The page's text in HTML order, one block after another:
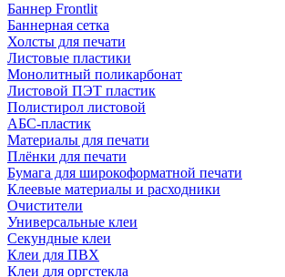
Баннер Frontlit
Баннерная сетка
Холсты для печати
Листовые пластики
Монолитный поликарбонат
Листовой ПЭТ пластик
Полистирол листовой
АБС-пластик
Материалы для печати
Плёнки для печати
Бумага для широкоформатной печати
Клеевые материалы и расходники
Очистители
Универсальные клеи
Секундные клеи
Клеи для ПВХ
Клеи для оргстекла